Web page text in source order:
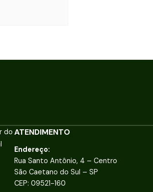
do ATENDIMENTO
Endereço:
Rua Santo Antônio, 4 – Centro
São Caetano do Sul – SP
CEP: 09521-160